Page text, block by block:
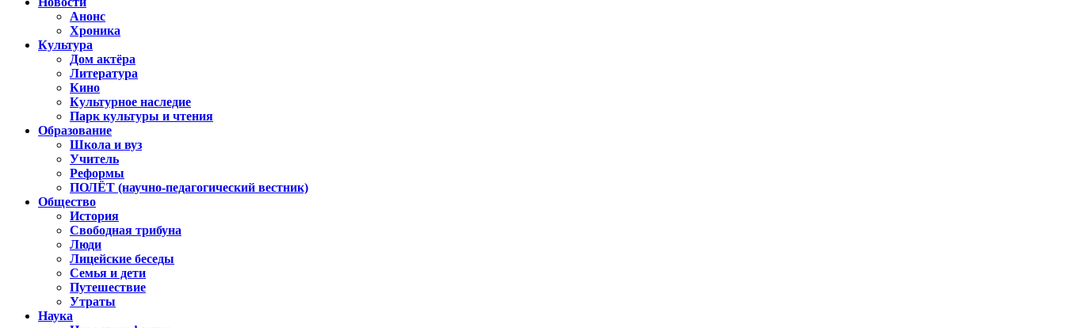
Анонс
Хроника
Культура
Дом актёра
Литература
Кино
Культурное наследие
Парк культуры и чтения
Образование
Школа и вуз
Учитель
Реформы
ПОЛЁТ (научно-педагогический вестник)
Общество
История
Свободная трибуна
Люди
Лицейские беседы
Семья и дети
Путешествие
Утраты
Наука